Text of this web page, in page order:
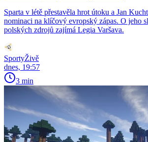
Sparta v létě přestavěla hrot útoku a Jan
nominaci na klíčový evropský zápas. O jeho
polských zdrojů zajímá Legia Varšava.
SportyŽivě
dnes, 19:57
3 min